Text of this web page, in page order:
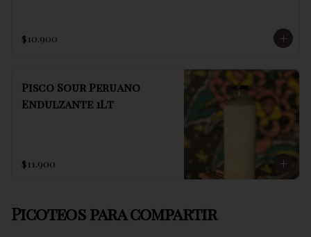
$10.900
Pisco Sour Peruano
Endulzante 1Lt
$11.900
Picoteos para compartir